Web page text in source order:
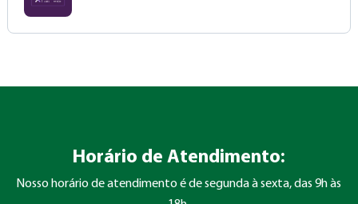
Horário de Atendimento:
Nosso horário de atendimento é de segunda à sexta, das 9h às